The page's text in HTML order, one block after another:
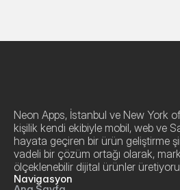
Neon Apps, İstanbul ve New York
kişilik kendi ekibiyle mobil, web ve
hayata geçiren bir ürün geliştirme
vadeli bir çözüm ortağı olarak,
ölçeklenebilir dijital ürünler
Navigasyon